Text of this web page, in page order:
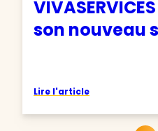
son nouveau
Lire l'article